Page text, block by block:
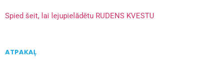
Spied šeit, lai lejupielādētu RUDENS KVESTU
ATPAKAĻ